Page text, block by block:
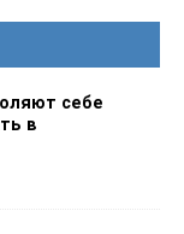
себе
в